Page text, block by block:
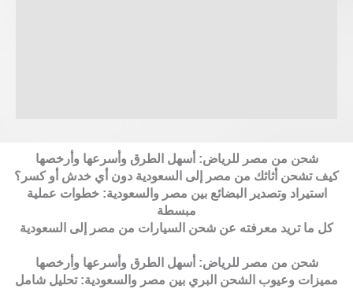
شحن من مصر للرياض: أسهل الطرق وأسرعها وأرخصها
كيف تشحن أثاثك من مصر إلى السعودية دون أي خدش أو كسر؟
استيراد وتصدير البضائع بين مصر والسعودية: خطوات عملية
مبسطة
كل ما تريد معرفته عن شحن السيارات من مصر إلى السعودية
شحن من مصر للرياض: أسهل الطرق وأسرعها وأرخصها
مميزات وعيوب الشحن البري بين مصر والسعودية: تحليل شامل